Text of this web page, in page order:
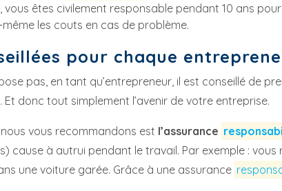
vous êtes civilement responsable pendant 10 ans
les couts en cas de problème.
pour chaque
pas, en tant qu’entrepreneur, il est conseillé de
donc tout simplement l’avenir de votre entreprise.
vous recommandons est l’assurance
cause à autrui pendant le travail. Par exemple :
une voiture garée. Grâce à une assurance